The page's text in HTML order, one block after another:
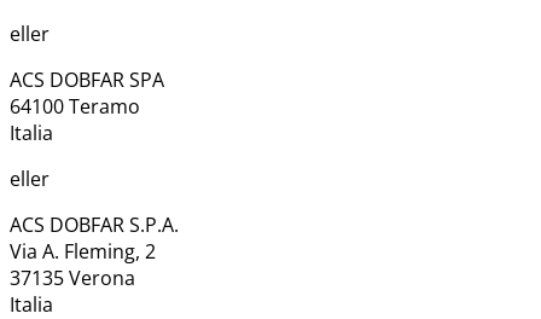
eller
ACS DOBFAR SPA
64100 Teramo
Italia
eller
ACS DOBFAR S.P.A.
Via A. Fleming, 2
37135 Verona
Italia